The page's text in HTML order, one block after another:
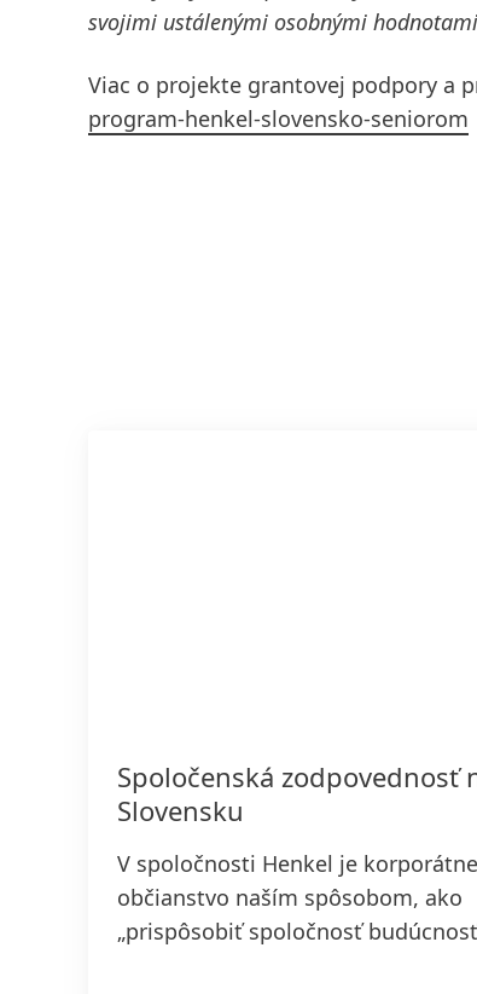
svojimi ustálenými osobnými
Viac o projekte grantovej podpory a
program-henkel-slovensko-seniorom
Spoločenská zodpovednosť
Slovensku
V spoločnosti Henkel je korporátne
občianstvo naším spôsobom, ako
„prispôsobiť spoločnosť